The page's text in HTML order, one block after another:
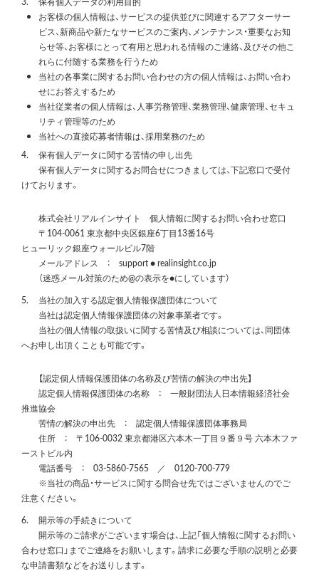
お客様の個人情報は、サービスの提供並びに関連するアフターサー
ビス、新商品や新たなサービスのご案内、メンテナンス・重要なお知
らせ等、お客様にとって有用と思われる情報のご連絡、及びその他こ
れらに付随する業務を行うため
当社の各事業に関するお問い合わせの方の個人情報は、お問い合わ
せにお答えするため
当社従業者の個人情報は、人事労務管理、業務管理、健康管理、セキュ
リティ管理等のため
当社への直接応募者情報は、採用業務のため
4.
保有個人データに関する苦情の申し出先
保有個人データに関するお問合せにつきましては、下記窓口で受付
けております。
株式会社リアルインサイト 個人情報に関するお問い合わせ窓口
〒104-0061 東京都中央区銀座6丁目13番16号
ヒューリック銀座ウォールビル7階
メールアドレス ： support ● realinsight.co.jp
（迷惑メール対策のため@の表示を●にしています）
5.
当社の加入する認定個人情報保護団体について
当社は認定個人情報保護団体の対象事業者です。
当社の個人情報の取扱いに関する苦情及び相談については、同団体
へお申し出頂くことも可能です。
【認定個人情報保護団体の名称及び苦情の解決の申出先】
認定個人情報保護団体の名称 ： 一般財団法人日本情報経済社会
推進協会
苦情の解決の申出先 ： 認定個人情報保護団体事務局
住所 ： 〒106-0032 東京都港区六本木一丁目９番９号 六本木ファ
ーストビル内
電話番号 ： 03-5860-7565 ／ 0120-700-779
※当社の商品・サービスに関する問合せ先ではございませんのでご
注意ください。
6.
開示等の手続きについて
開示等のご請求がございます場合は、上記「個人情報に関するお問い
合わせ窓口」までご連絡をお願いします。請求に必要な手順の説明と必要
な申請書類などをお送りします。